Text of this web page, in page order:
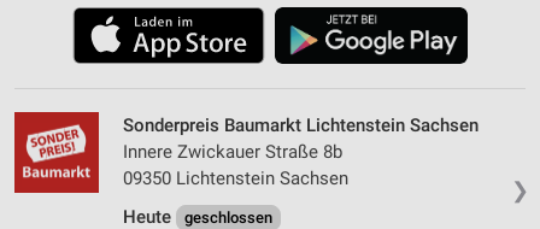
❯
Sonderpreis Baumarkt Lichtenstein Sachsen
Innere Zwickauer Straße 8b
09350 Lichtenstein Sachsen
Heute
geschlossen